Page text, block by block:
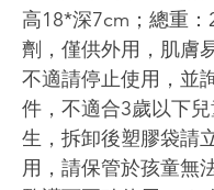
高18*深7cm；總重
劑，僅供外用，肌膚
不適請停止使用，並
件，不適合3歲以下
生，拆卸後塑膠袋請
用，請保管於孩童無